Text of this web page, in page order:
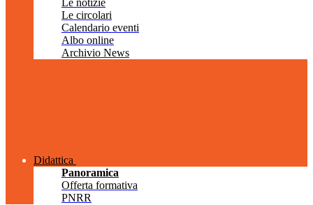
Le notizie
Le circolari
Calendario eventi
Albo online
Archivio News
Didattica
Panoramica
Offerta formativa
PNRR